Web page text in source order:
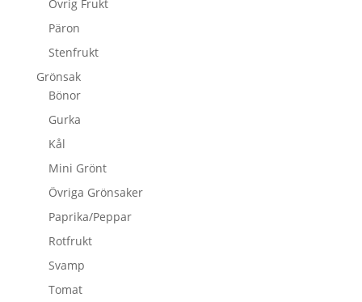
Övrig Frukt
Päron
Stenfrukt
Grönsak
Bönor
Gurka
Kål
Mini Grönt
Övriga Grönsaker
Paprika/Peppar
Rotfrukt
Svamp
Tomat